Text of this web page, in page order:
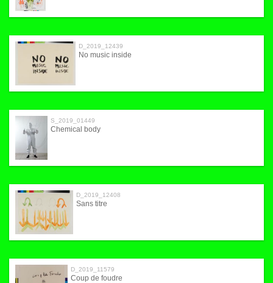
D_2019_12439
No music inside
S_2019_01449
Chemical body
D_2019_12408
Sans titre
D_2019_11579
Coup de foudre